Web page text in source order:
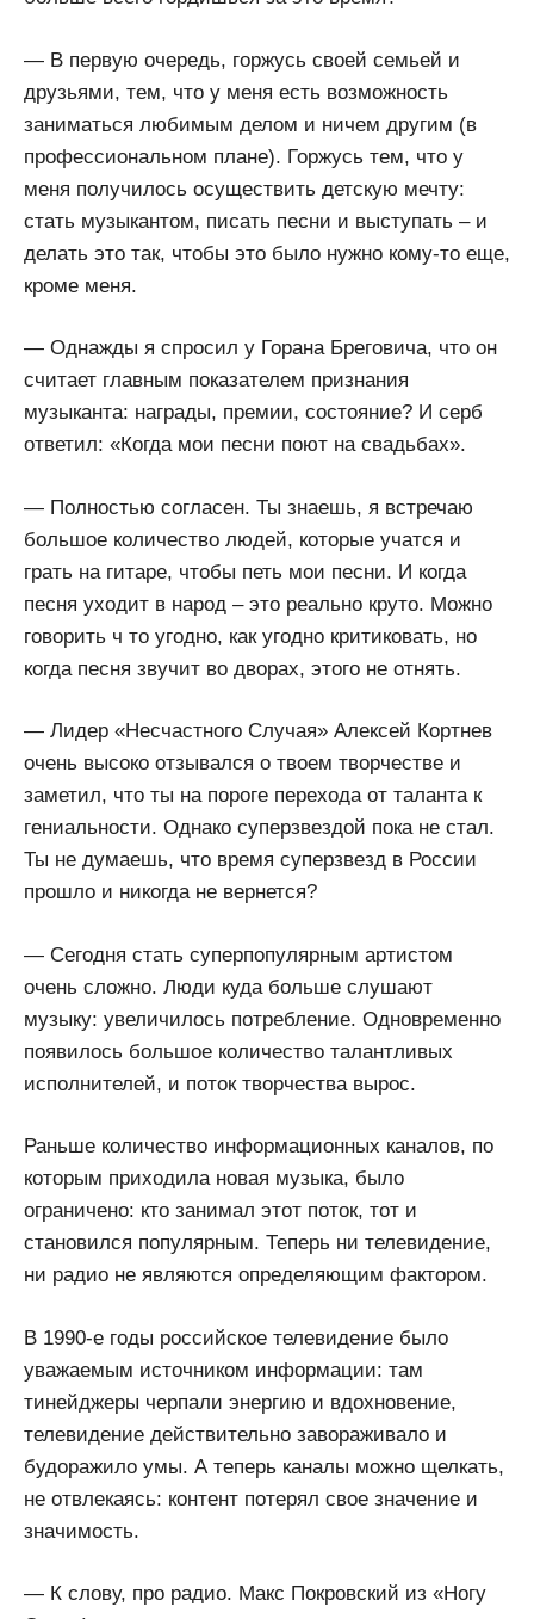
— В первую очередь, горжусь своей семьей и
друзьями, тем, что у меня есть возможность
заниматься любимым делом и ничем другим (в
профессиональном плане). Горжусь тем, что у
меня получилось осуществить детскую мечту:
стать музыкантом, писать песни и выступать – и
делать это так, чтобы это было нужно кому-то еще,
кроме меня.
— Однажды я спросил у Горана Бреговича, что он
считает главным показателем признания
музыканта: награды, премии, состояние? И серб
ответил: «Когда мои песни поют на свадьбах».
— Полностью согласен. Ты знаешь, я встречаю
большое количество людей, которые учатся и
грать на гитаре, чтобы петь мои песни. И когда
песня уходит в народ – это реально круто. Можно
говорить ч то угодно, как угодно критиковать, но
когда песня звучит во дворах, этого не отнять.
— Лидер «Несчастного Случая» Алексей Кортнев
очень высоко отзывался о твоем творчестве и
заметил, что ты на пороге перехода от таланта к
гениальности. Однако суперзвездой пока не стал.
Ты не думаешь, что время суперзвезд в России
прошло и никогда не вернется?
— Сегодня стать суперпопулярным артистом
очень сложно. Люди куда больше слушают
музыку: увеличилось потребление. Одновременно
появилось большое количество талантливых
исполнителей, и поток творчества вырос.
Раньше количество информационных каналов, по
которым приходила новая музыка, было
ограничено: кто занимал этот поток, тот и
становился популярным. Теперь ни телевидение,
ни радио не являются определяющим фактором.
В 1990-е годы российское телевидение было
уважаемым источником информации: там
тинейджеры черпали энергию и вдохновение,
телевидение действительно завораживало и
будоражило умы. А теперь каналы можно щелкать,
не отвлекаясь: контент потерял свое значение и
значимость.
— К слову, про радио. Макс Покровский из «Ногу